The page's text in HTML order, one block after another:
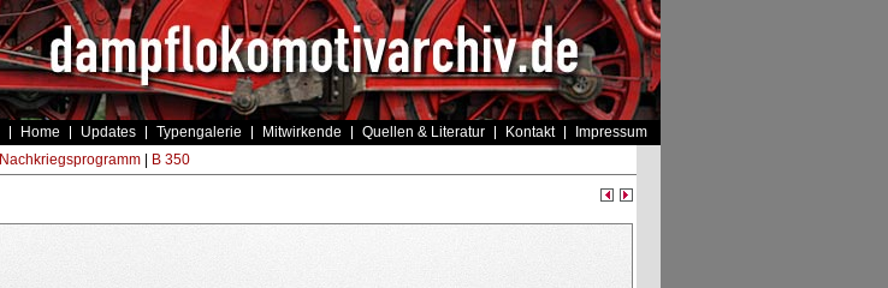
Home Updates Typengalerie Mitwirkende Quellen & Literatur Kontakt Impressum
Nachkriegsprogramm| B 350